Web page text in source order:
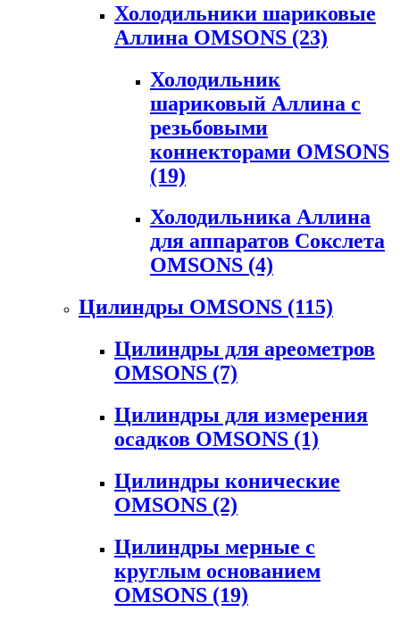
Холодильники шариковые
Аллина OMSONS (23)
Холодильник
шариковый Аллина с
резьбовыми
коннекторами OMSONS
(19)
Холодильника Аллина
для аппаратов Сокслета
OMSONS (4)
Цилиндры OMSONS (115)
Цилиндры для ареометров
OMSONS (7)
Цилиндры для измерения
осадков OMSONS (1)
Цилиндры конические
OMSONS (2)
Цилиндры мерные с
круглым основанием
OMSONS (19)